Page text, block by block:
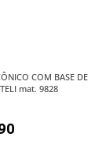
COM BASE DE
mat. 9828